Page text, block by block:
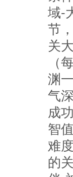
域-
节
关
（
渊
气
成
智
难
的